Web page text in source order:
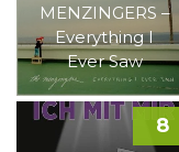
MENZINGERS –
Everything I
Ever Saw
8